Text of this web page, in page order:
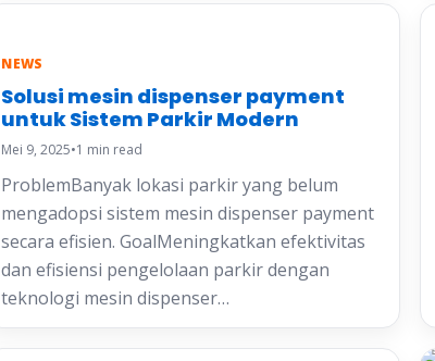
NEWS
Solusi mesin dispenser payment
untuk Sistem Parkir Modern
Mei 9, 2025•1 min read
ProblemBanyak lokasi parkir yang belum
mengadopsi sistem mesin dispenser payment
secara efisien. GoalMeningkatkan efektivitas
dan efisiensi pengelolaan parkir dengan
teknologi mesin dispenser…